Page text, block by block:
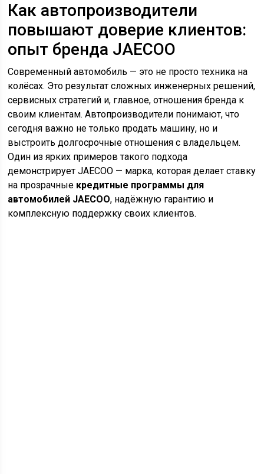
Как автопроизводители
повышают доверие клиентов:
опыт бренда JAECOO
Современный автомобиль — это не просто техника на
колёсах. Это результат сложных инженерных решений,
сервисных стратегий и, главное, отношения бренда к
своим клиентам. Автопроизводители понимают, что
сегодня важно не только продать машину, но и
выстроить долгосрочные отношения с владельцем.
Один из ярких примеров такого подхода
демонстрирует JAECOO — марка, которая делает ставку
на прозрачные кредитные программы для
автомобилей JAECOO, надёжную гарантию и
комплексную поддержку своих клиентов.